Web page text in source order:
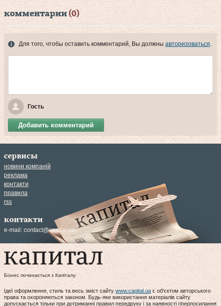
комментарии (0)
Для того, чтобы оставить комментарий, Вы должны авторизоваться
Гость
Добавить комментарий
сервисы
новини компаній
реклама
контакти
правила
rss
контакти
e-mail: contact@capital.ua
Бізнес починається з Капіталу
Ідеї оформлення, стиль та весь зміст сайту www.capital.ua є об'єктом авторського
права та охороняються законом. Будь-яке використання матеріалів сайту
допускається тільки при дотриманні правил передруку і за наявності гіперпосилання